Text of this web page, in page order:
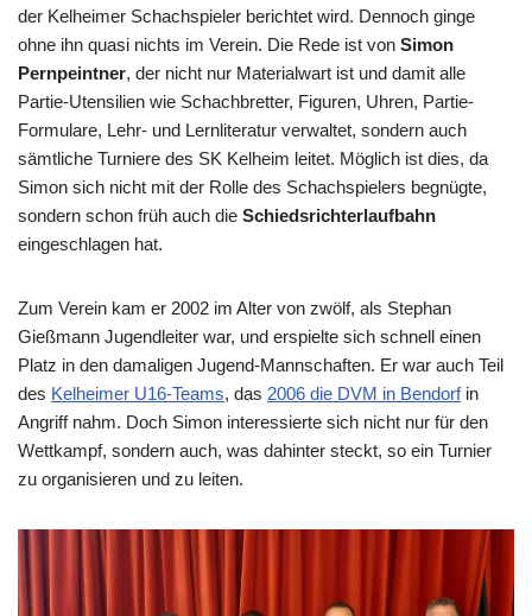
der Kelheimer Schachspieler berichtet wird. Dennoch ginge
ohne ihn quasi nichts im Verein. Die Rede ist von Simon
Pernpeintner, der nicht nur Materialwart ist und damit alle
Partie-Utensilien wie Schachbretter, Figuren, Uhren, Partie-
Formulare, Lehr- und Lernliteratur verwaltet, sondern auch
sämtliche Turniere des SK Kelheim leitet. Möglich ist dies, da
Simon sich nicht mit der Rolle des Schachspielers begnügte,
sondern schon früh auch die Schiedsrichterlaufbahn
eingeschlagen hat.
Zum Verein kam er 2002 im Alter von zwölf, als Stephan
Gießmann Jugendleiter war, und erspielte sich schnell einen
Platz in den damaligen Jugend-Mannschaften. Er war auch Teil
des Kelheimer U16-Teams, das 2006 die DVM in Bendorfin
Angriff nahm. Doch Simon interessierte sich nicht nur für den
Wettkampf, sondern auch, was dahinter steckt, so ein Turnier
zu organisieren und zu leiten.